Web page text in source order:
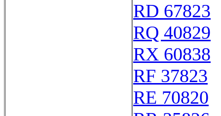
RD 67823
RQ 40829
RX 60838
RF 37823
RE 70820